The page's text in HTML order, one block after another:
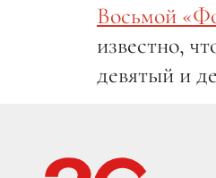
Восьмой
известно,
девятый и